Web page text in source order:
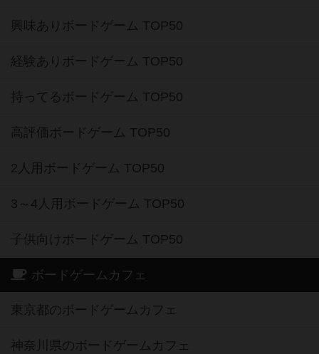
興味ありボードゲーム TOP50
経験ありボードゲーム TOP50
持ってるボードゲーム TOP50
高評価ボードゲーム TOP50
2人用ボードゲーム TOP50
3～4人用ボードゲーム TOP50
子供向けボードゲーム TOP50
ボードゲームカフェ
東京都のボードゲームカフェ
神奈川県のボードゲームカフェ